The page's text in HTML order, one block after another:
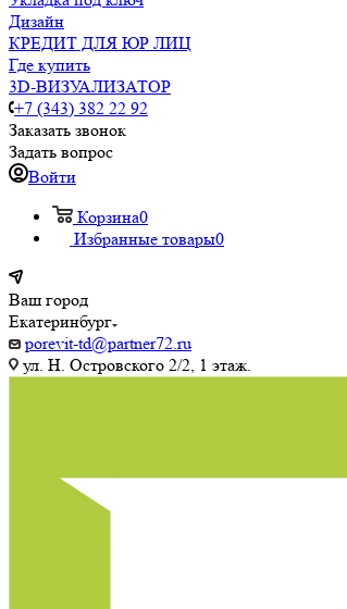
Дизайн
КРЕДИТ ДЛЯ ЮР ЛИЦ
Где купить
3D-ВИЗУАЛИЗАТОР
+7 (343) 382 22 92
Заказать звонок
Задать вопрос
Войти
Корзина0
Избранные товары0
Ваш город
Екатеринбург
porevit-td@partner72.ru
ул. Н. Островского 2/2, 1 этаж.